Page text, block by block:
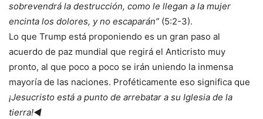
sobrevendrá la destrucción, como le llegan a la mujer
encinta los dolores, y no escaparán” (5:2-3).
Lo que Trump está proponiendo es un gran paso al
acuerdo de paz mundial que regirá el Anticristo muy
pronto, al que poco a poco se irán uniendo la inmensa
mayoría de las naciones. Proféticamente eso significa que
¡Jesucristo está a punto de arrebatar a su Iglesia de la
tierra!◄